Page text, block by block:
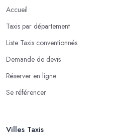
Accueil
Taxis par département
Liste Taxis conventionnés
Demande de devis
Réserver en ligne
Se référencer
Villes Taxis